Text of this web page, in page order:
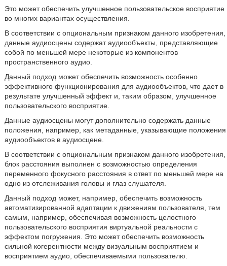
Это может обеспечить улучшенное пользовательское восприятие
во многих вариантах осуществления.
В соответствии с опциональным признаком данного изобретения,
данные аудиосцены содержат аудиообъекты, представляющие
собой по меньшей мере некоторые из компонентов
пространственного аудио.
Данный подход может обеспечить возможность особенно
эффективного функционирования для аудиообъектов, что дает в
результате улучшенный эффект и, таким образом, улучшенное
пользовательского восприятие.
Данные аудиосцены могут дополнительно содержать данные
положения, например, как метаданные, указывающие положения
аудиообъектов в аудиосцене.
В соответствии с опциональным признаком данного изобретения,
блок расстояния выполнен с возможностью определения
переменного фокусного расстояния в ответ по меньшей мере на
одно из отслеживания головы и глаз слушателя.
Данный подход может, например, обеспечить возможность
автоматизированной адаптации к движениям пользователя, тем
самым, например, обеспечивая возможность целостного
пользовательского восприятия виртуальной реальности с
эффектом погружения. Это может обеспечить возможность
сильной когерентности между визуальным восприятием и
восприятием аудио, обеспечиваемыми пользователю.